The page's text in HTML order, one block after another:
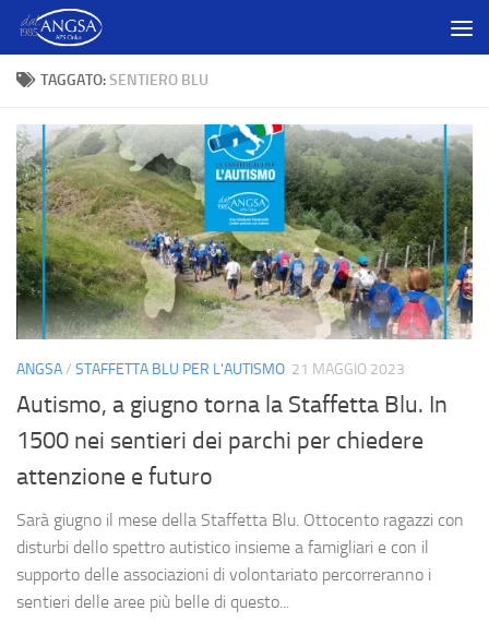
Salta al contenuto
TAGGATO:SENTIERO BLU
ANGSA/ STAFFETTA BLU PER L'AUTISMO 21 MAGGIO 2023
Autismo, a giugno torna la Staffetta Blu. In
1500 nei sentieri dei parchi per chiedere
attenzione e futuro
Sarà giugno il mese della Staffetta Blu. Ottocento ragazzi con
disturbi dello spettro autistico insieme a famigliari e con il
supporto delle associazioni di volontariato percorreranno i
sentieri delle aree più belle di questo...